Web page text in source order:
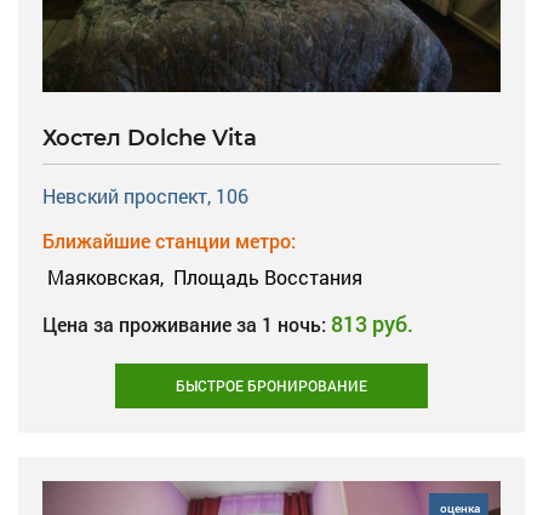
Хостел Dolche Vita
Невский проспект, 106
Ближайшие станции метро:
Маяковская, Площадь Восстания
Цена за проживание за 1 ночь: 813 руб.
БЫСТРОЕ БРОНИРОВАНИЕ
оценка